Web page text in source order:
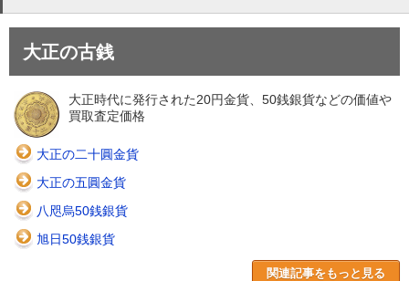
大正の古銭
大正時代に発行された20円金貨、50銭銀貨などの価値や
買取査定価格
大正の二十圓金貨
大正の五圓金貨
八咫烏50銭銀貨
旭日50銭銀貨
関連記事をもっと見る